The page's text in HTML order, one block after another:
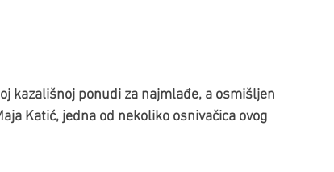
kazališnoj ponudi za najmlađe, a osmišljen
Katić, jedna od nekoliko osnivačica ovog